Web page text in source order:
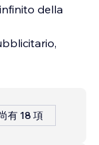
della
有 18 項